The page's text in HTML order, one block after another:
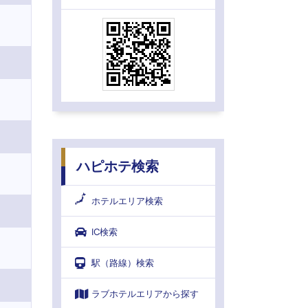
ハピホテ検索
ホテルエリア検索
IC検索
駅（路線）検索
ラブホテルエリアから探す